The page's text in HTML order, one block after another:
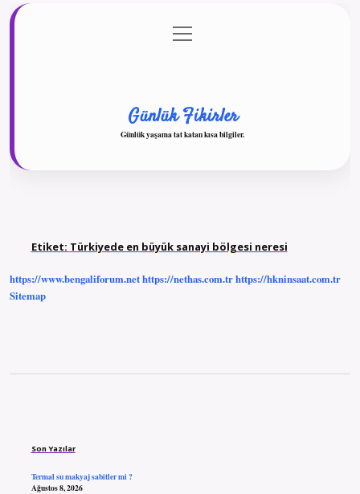
Gizlilik Politikası
menüyü
aç
Günlük Fikirler
Günlük yaşama tat katan kısa bilgiler.
Etiket: Türkiyede en büyük sanayi bölgesi neresi
https://www.bengaliforum.nethttps://nethas.com.trhttps://hkninsaat.com.tr
Sitemap
Son Yazılar
Termal su makyaj sabitler mi ?
Ağustos 8, 2026